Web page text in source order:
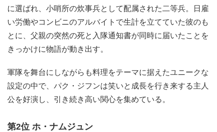
に選ばれ、小哨所の炊事兵として配属された二等兵。日雇
い労働やコンビニのアルバイトで生計を立てていた彼のも
とに、父親の突然の死と入隊通知書が同時に届いたことを
きっかけに物語が動き出す。
軍隊を舞台にしながらも料理をテーマに据えたユニークな
設定の中で、パク・ジフンは笑いと成長を行き来する主人
公を好演し、引き続き高い関心を集めている。
第2位 ホ・ナムジュン